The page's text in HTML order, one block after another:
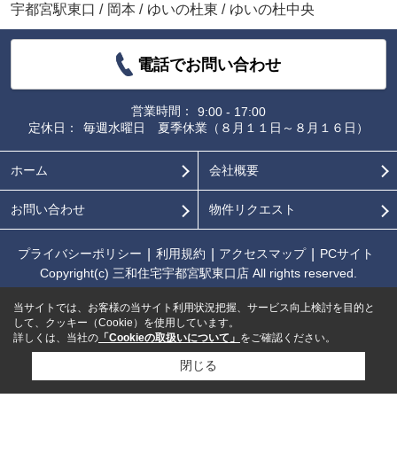
宇都宮駅東口 / 岡本 / ゆいの杜東 / ゆいの杜中央
電話でお問い合わせ
営業時間：
9:00 - 17:00
定休日：
毎週水曜日 夏季休業（８月１１日～８月１６日）
ホーム 会社概要
お問い合わせ 物件リクエスト
プライバシーポリシー 利用規約 アクセスマップ
PCサイト
Copyright(c) 三和住宅宇都宮駅東口店 All rights reserved.
当サイトでは、お客様の当サイト利用状況把握、サービス向上検討を目的と
して、クッキー（Cookie）を使用しています。
詳しくは、当社の 「Cookieの取扱いについて」 をご確認ください。
閉じる